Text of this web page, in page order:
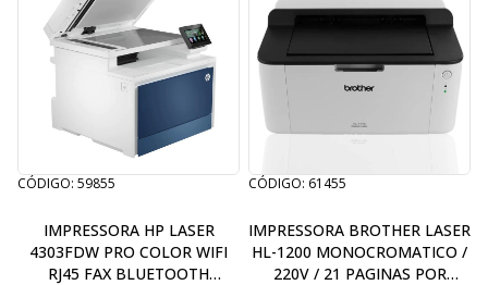
CÓDIGO: 59855
IMPRESSORA HP LASER
4303FDW PRO COLOR WIFI
RJ45 FAX BLUETOOTH
CÓDIGO: 61455
IMPRESSORA BROTHER LASER
HL-1200 MONOCROMATICO /
220V / 21 PAGINAS POR